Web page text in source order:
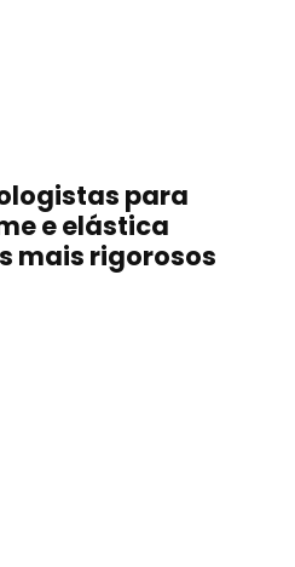
para
e elástica
mais rigorosos